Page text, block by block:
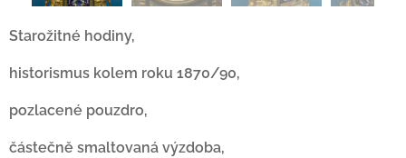
Starožitné hodiny,
historismus kolem roku 1870/90,
pozlacené pouzdro,
částečně smaltovaná výzdoba,